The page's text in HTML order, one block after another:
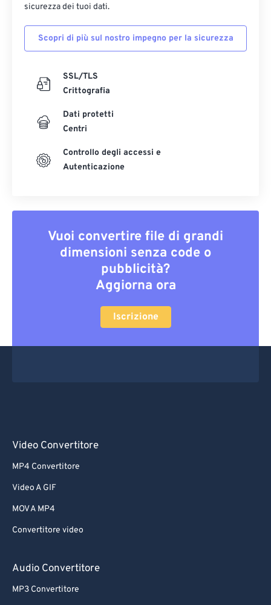
sicurezza dei tuoi dati.
Scopri di più sul nostro impegno per la sicurezza
SSL/TLS
Crittografia
Dati protetti
Centri
Controllo degli accessi e
Autenticazione
Vuoi convertire file di grandi
dimensioni senza code o
pubblicità?
Aggiorna ora
Iscrizione
Video Convertitore
MP4 Convertitore
Video A GIF
MOV A MP4
Convertitore video
Audio Convertitore
MP3 Convertitore